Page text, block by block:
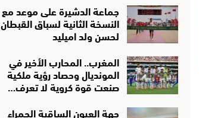
جماعة الدشيرة على موعد مع
النسخة الثانية لسباق القبطان
لحسن ولد اميليد
المغرب.. المحارب الأخير في
المونديال وحصاد رؤية ملكية
صنعت قوة كروية لا تعرف…
جهة العيون الساقية الحمراء